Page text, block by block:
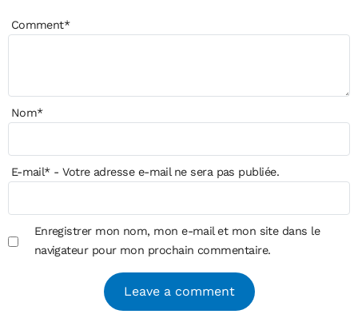
Comment*
Nom*
E-mail*- Votre adresse e-mail ne sera pas publiée.
Enregistrer mon nom, mon e-mail et mon site dans le
navigateur pour mon prochain commentaire.